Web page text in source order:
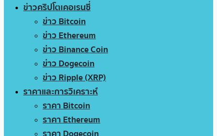
ข่าวคริปโตเคอเรนซี่
ข่าว Bitcoin
ข่าว Ethereum
ข่าว Binance Coin
ข่าว Dogecoin
ข่าว Ripple (XRP)
ราคาและการวิเคราะห์
ราคา Bitcoin
ราคา Ethereum